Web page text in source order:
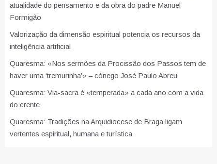
atualidade do pensamento e da obra do padre Manuel
Formigão
Valorização da dimensão espiritual potencia os recursos da
inteligência artificial
Quaresma: «Nos sermões da Procissão dos Passos tem de
haver uma ‘tremurinha’» – cónego José Paulo Abreu
Quaresma: Via-sacra é «temperada» a cada ano com a vida
do crente
Quaresma: Tradições na Arquidiocese de Braga ligam
vertentes espiritual, humana e turística